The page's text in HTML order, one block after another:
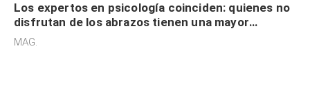
Los expertos en psicología coinciden: quienes no
disfrutan de los abrazos tienen una mayor
sensibilidad a los estímulos físicos y no es por
MAG.